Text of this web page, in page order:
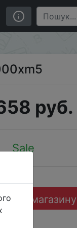
руб.
Sale
до магазину